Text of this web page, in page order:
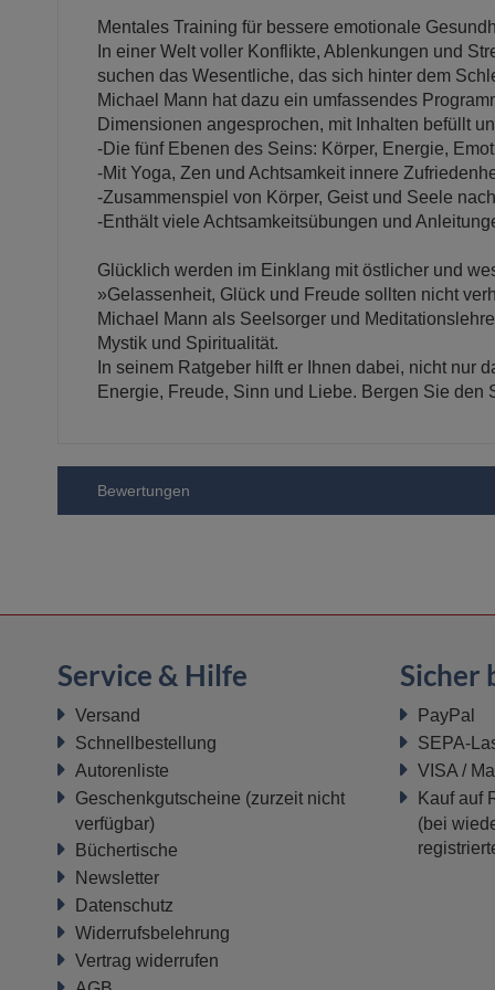
Mentales Training für bessere emotionale
In einer Welt voller Konflikte, Ablenkungen und
suchen das Wesentliche, das sich hinter dem
Michael Mann hat dazu ein umfassendes
Dimensionen angesprochen, mit Inhalten befüllt
-Die fünf Ebenen des Seins: Körper, Energie,
-Mit Yoga, Zen und Achtsamkeit innere
-Zusammenspiel von Körper, Geist und Seele
-Enthält viele Achtsamkeitsübungen und
Glücklich werden im Einklang mit östlicher und
»Gelassenheit, Glück und Freude sollten nicht
Michael Mann als Seelsorger und
Mystik und Spiritualität.
In seinem Ratgeber hilft er Ihnen dabei, nicht nur
Energie, Freude, Sinn und Liebe. Bergen Sie den
Bewertungen
Service & Hilfe
Versand
Schnellbestellung
Autorenliste
Geschenkgutscheine (zurzeit nicht
verfügbar)
Büchertische
Newsletter
Datenschutz
Widerrufsbelehrung
Vertrag widerrufen
Sicher
PayPal
SEPA-
VISA /
Kauf auf
(bei